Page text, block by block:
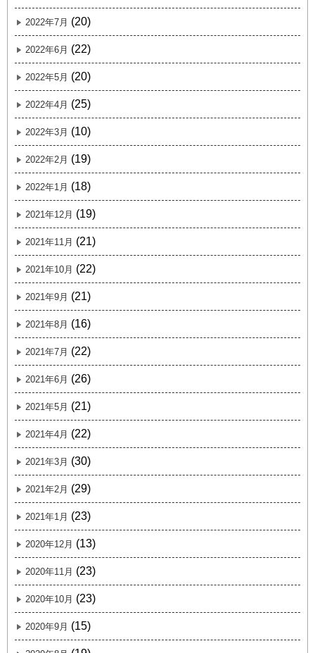
2022年7月 (20)
2022年6月 (22)
2022年5月 (20)
2022年4月 (25)
2022年3月 (10)
2022年2月 (19)
2022年1月 (18)
2021年12月 (19)
2021年11月 (21)
2021年10月 (22)
2021年9月 (21)
2021年8月 (16)
2021年7月 (22)
2021年6月 (26)
2021年5月 (21)
2021年4月 (22)
2021年3月 (30)
2021年2月 (29)
2021年1月 (23)
2020年12月 (13)
2020年11月 (23)
2020年10月 (23)
2020年9月 (15)